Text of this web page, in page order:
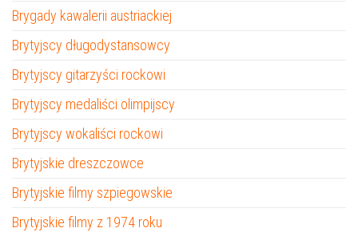
Brygady kawalerii austriackiej
Brytyjscy długodystansowcy
Brytyjscy gitarzyści rockowi
Brytyjscy medaliści olimpijscy
Brytyjscy wokaliści rockowi
Brytyjskie dreszczowce
Brytyjskie filmy szpiegowskie
Brytyjskie filmy z 1974 roku